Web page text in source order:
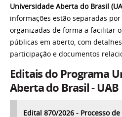
Universidade Aberta do Brasil
informações estão separadas
organizadas de forma a facilitar
públicas em aberto, com
participação e documentos
Editais do Programa
Aberta do Brasil - UAB
Edital 870/2026 - Processo